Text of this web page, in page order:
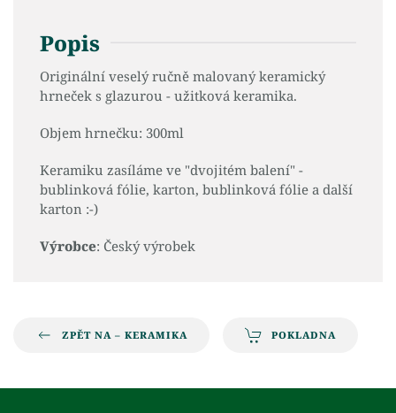
Popis
Originální veselý ručně malovaný keramický
hrneček s glazurou - užitková keramika.
Objem hrnečku: 300ml
Keramiku zasíláme ve "dvojitém balení" -
bublinková fólie, karton, bublinková fólie a další
karton :-)
Výrobce: Český výrobek
ZPĚT NA – KERAMIKA POKLADNA